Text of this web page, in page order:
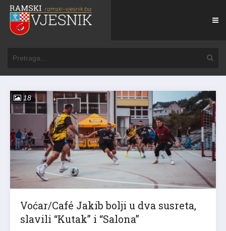
18
Voćar/Café Jakib bolji u dva susreta,
slavili “Kutak” i “Salona”